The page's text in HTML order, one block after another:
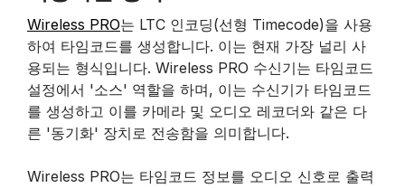
Wireless PRO는 LTC 인코딩(선형 Timecode)을 사용
하여 타임코드를 생성합니다. 이는 현재 가장 널리 사
용되는 형식입니다. Wireless PRO 수신기는 타임코드
설정에서 '소스' 역할을 하며, 이는 수신기가 타임코드
를 생성하고 이를 카메라 및 오디오 레코더와 같은 다
른 '동기화' 장치로 전송함을 의미합니다.
Wireless PRO는 타임코드 정보를 오디오 신호로 출력